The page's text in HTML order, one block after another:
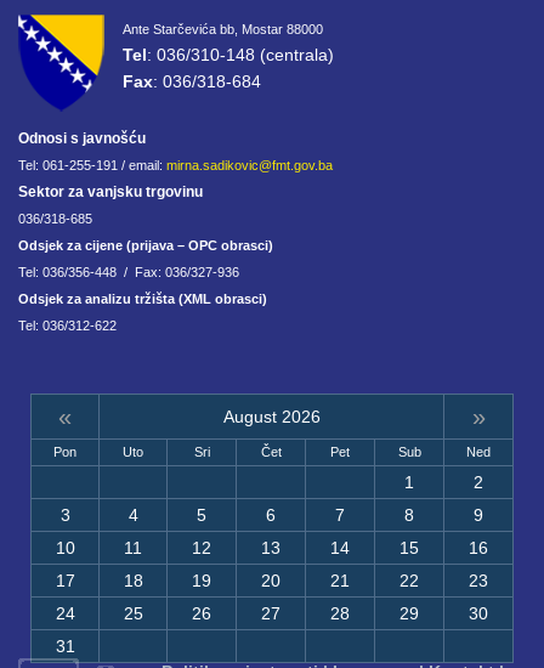
Ante Starčevića bb, Mostar 88000
Tel: 036/310-148 (centrala)
Fax: 036/318-684
Odnosi s javnošću
Tel: 061-255-191 / email: mirna.sadikovic@fmt.gov.ba
Sektor za vanjsku trgovinu
036/318-685
Odsjek za cijene (prijava – OPC obrasci)
Tel: 036/356-448 / Fax: 036/327-936
Odsjek za analizu tržišta (XML obrasci)
Tel: 036/312-622
« August 2026 »
Pon Uto Sri Čet Pet Sub Ned
1
2
3
4 5 6 7 8
9
10
11 12 13 14 15
16
17
18 19 20 21 22
23
24
25 26 27 28 29
30
31